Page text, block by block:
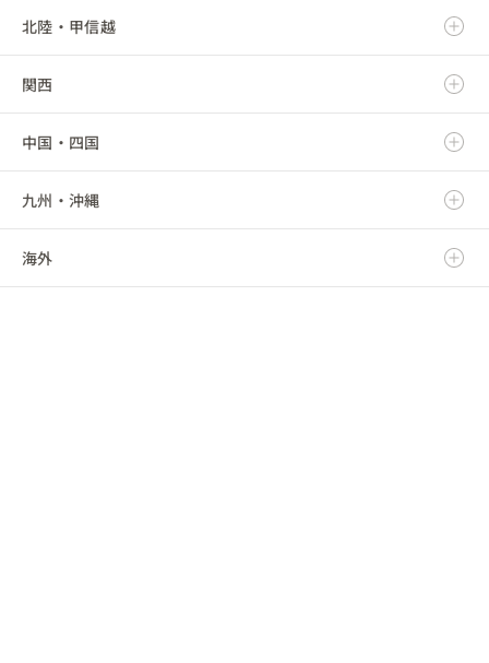
宮城県
秋田県
山形県
福島県
栃木県
群馬県
埼玉県
千葉県
東京都
岐阜県
静岡県
愛知県
三重県
北陸・甲信越
新潟県
富山県
石川県
福井県
関西
滋賀県
京都府
大阪府
中国・四国
鳥取県
島根県
九州・沖縄
福岡県
海外